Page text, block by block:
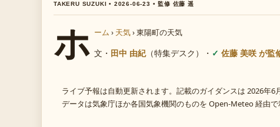
TAKERU SUZUKI • 2026-06-23 • 監修 佐藤 遥
ホ ーム › 天気›東陽町の天気
文・ 田中 由紀（特集デスク） ・ 佐藤 美咲 が監
ライブ予報は自動更新されます。記載のガイダンスは 2026年6
データは気象庁ほか各国気象機関のものを Open-Meteo 経由で